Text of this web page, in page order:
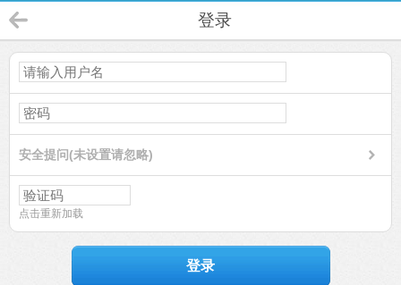
登录
安全提问(未设置请忽略)
点击重新加载
登录